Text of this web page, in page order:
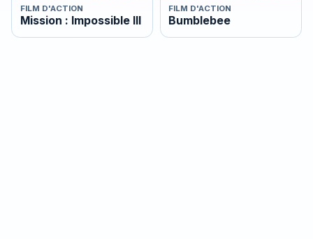
FILM D'ACTION
Mission : Impossible III
FILM D'ACTION
Bumblebee